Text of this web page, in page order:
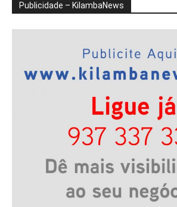
Publicidade – KilambaNews